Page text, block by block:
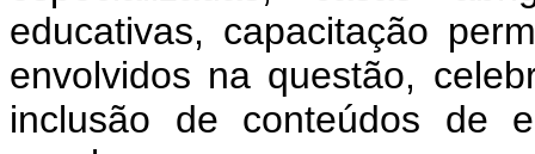
educativas, capacitação
envolvidos na questão,
inclusão de conteúdos de